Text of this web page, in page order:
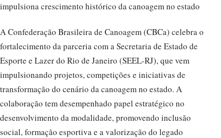
impulsiona crescimento histórico da canoagem no estado
A Confederação Brasileira de Canoagem (CBCa) celebra o
fortalecimento da parceria com a Secretaria de Estado de
Esporte e Lazer do Rio de Janeiro (SEEL-RJ), que vem
impulsionando projetos, competições e iniciativas de
transformação do cenário da canoagem no estado. A
colaboração tem desempenhado papel estratégico no
desenvolvimento da modalidade, promovendo inclusão
social, formação esportiva e a valorização do legado